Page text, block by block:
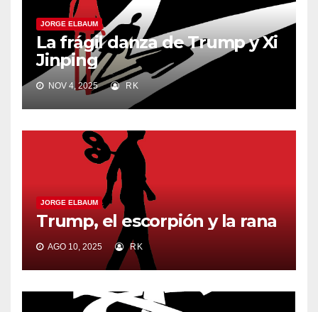
JORGE ELBAUM
La frágil danza de Trump y Xi
Jinping
NOV 4, 2025 RK
JORGE ELBAUM
Trump, el escorpión y la rana
AGO 10, 2025 RK